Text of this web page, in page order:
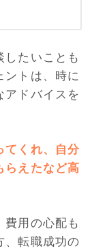
したいことも
ントは、時に
アドバイスを
てくれ、自分
らえたなど高
費用の心配も
、転職成功の